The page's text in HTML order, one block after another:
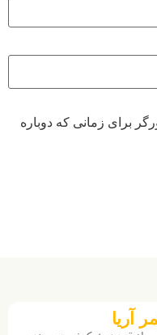
زمانی که دوباره